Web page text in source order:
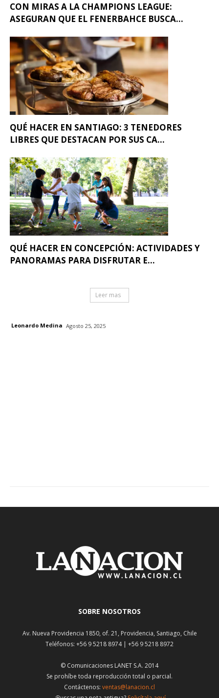
CON MIRAS A LA CHAMPIONS LEAGUE:
ASEGURAN QUE EL FENERBAHCE BUSCA...
QUÉ HACER EN SANTIAGO: 3 TENEDORES
LIBRES QUE DESTACAN POR SUS CA...
QUÉ HACER EN CONCEPCIÓN: ACTIVIDADES Y
PANORAMAS PARA DISFRUTAR E...
Leer mas
Leonardo Medina Agosto 25, 2025
SOBRE NOSOTROS
Av. Nueva Providencia 1850, of. 21, Providencia, Santiago, Chile
Teléfonos: +56 9 5218 8974 | +56 9 5218 8972
© Comunicaciones LANET S.A. 2014
Se prohíbe toda reproducción total o parcial.
Contáctenos: ventas@lanacion.cl